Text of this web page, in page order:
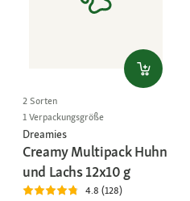
2 Sorten
1 Verpackungsgröße
Dreamies
Creamy Multipack Huhn
und Lachs 12x10 g
4.8 (128)